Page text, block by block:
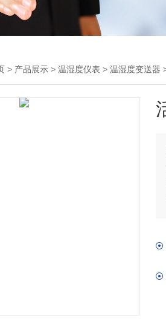
> 产品展示 > 温湿度仪表 > 温湿度变送器